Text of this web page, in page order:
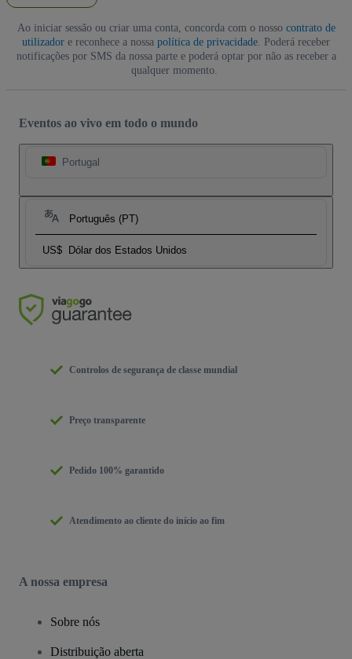
Ao iniciar sessão ou criar uma conta, concorda com o nosso contrato de
utilizador e reconhece a nossa política de privacidade . Poderá receber
notificações por SMS da nossa parte e poderá optar por não as receber a
qualquer momento.
Eventos ao vivo em todo o mundo
Portugal
Português (PT)
US$ Dólar dos Estados Unidos
Controlos de segurança de classe mundial
Preço transparente
Pedido 100% garantido
Atendimento ao cliente do início ao fim
A nossa empresa
Sobre nós
Distribuição aberta